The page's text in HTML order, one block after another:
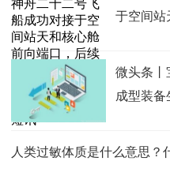
于空间站
为神舟
每日短讯
微头条丨
成型装
人类过敏体质是什么意思？